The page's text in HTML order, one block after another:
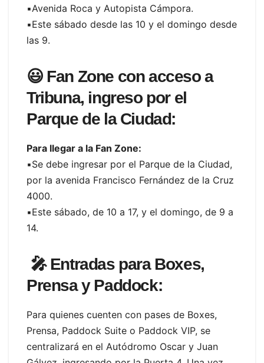
▪️Avenida Roca y Autopista Cámpora.
▪️Este sábado desde las 10 y el domingo desde
las 9.
😃 Fan Zone con acceso a
Tribuna, ingreso por el
Parque de la Ciudad:
Para llegar a la Fan Zone:
▪️Se debe ingresar por el Parque de la Ciudad,
por la avenida Francisco Fernández de la Cruz
4000.
▪️Este sábado, de 10 a 17, y el domingo, de 9 a
14.
🎤Entradas para Boxes,
Prensa y Paddock:
Para quienes cuenten con pases de Boxes,
Prensa, Paddock Suite o Paddock VIP, se
centralizará en el Autódromo Oscar y Juan